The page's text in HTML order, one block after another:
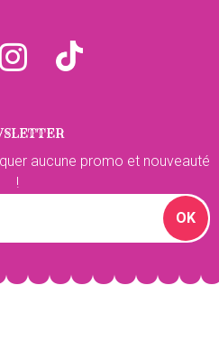
aucune promo et nouveauté
!
OK